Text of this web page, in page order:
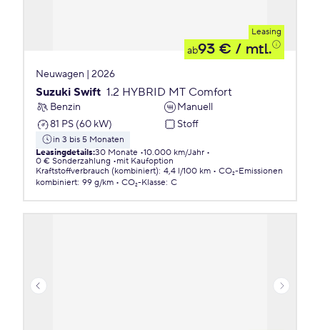
Leasing
ab93 € / mtl.
Neuwagen | 2026
Suzuki Swift 1.2 HYBRID MT Comfort
Benzin
Manuell
81 PS (60 kW)
Stoff
in 3 bis 5 Monaten
Leasingdetails:30 Monate 10.000 km/Jahr
0 € Sonderzahlung
mit Kaufoption
Kraftstoffverbrauch (kombiniert): 4,4 l/100 km
CO₂-Emissionen
kombiniert: 99 g/km CO₂-Klasse: C